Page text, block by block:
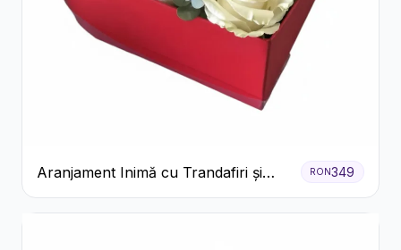
Aranjament Inimă cu Trandafiri și
Praline Ferrero
RON349